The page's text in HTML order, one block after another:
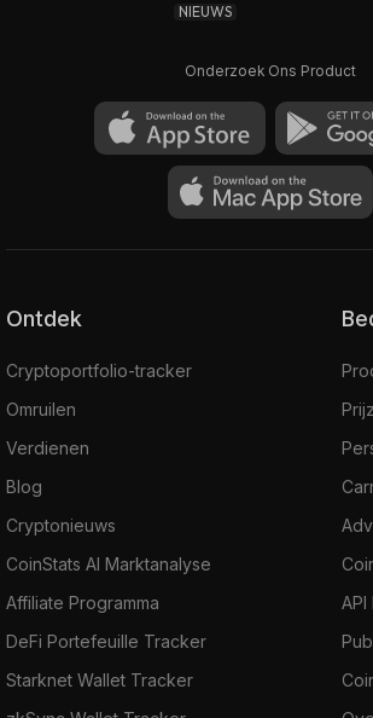
NIEUWS
Onderzoek Ons Product
Ontdek
Cryptoportfolio-tracker
Omruilen
Verdienen
Blog
Cryptonieuws
CoinStats AI Marktanalyse
Affiliate Programma
DeFi Portefeuille Tracker
Starknet Wallet Tracker